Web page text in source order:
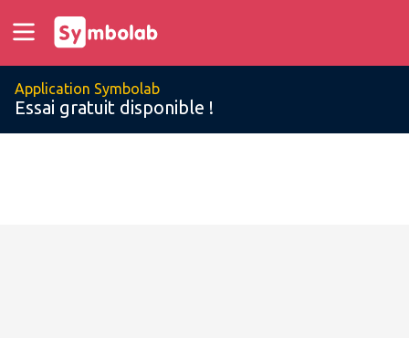
Application Symbolab
Essai gratuit disponible !